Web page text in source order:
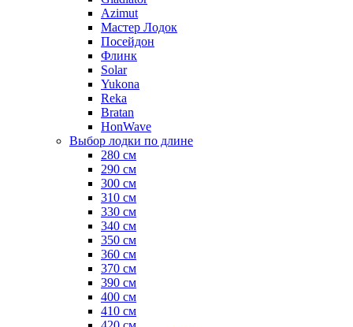
Azimut
Мастер Лодок
Посейдон
Флинк
Solar
Yukona
Reka
Bratan
HonWave
Выбор лодки по длине
280 см
290 см
300 см
310 см
330 см
340 см
350 см
360 см
370 см
390 см
400 см
410 см